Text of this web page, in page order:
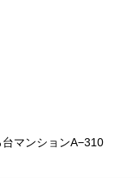
マンションA−310